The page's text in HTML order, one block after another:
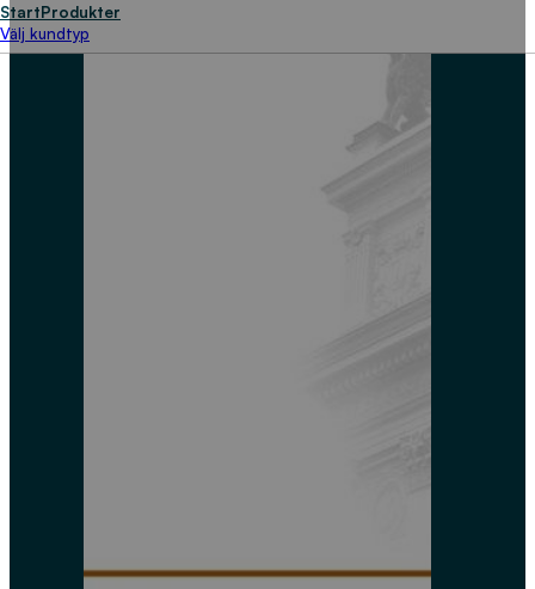
StartProdukter
Välj kundtyp